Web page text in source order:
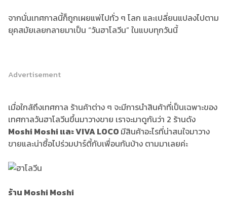
จากนั่นเทศกาลนี้ก็ถูกเผยแพ่ไปทั่ว ๆ โลก และเปลี่ยนแปลงไปตาม
ยุคสมัยเลยกลายมาเป็น “วันฮาโลวีน” ในแบบทุกวันนี้
Advertisement
เมื่อใกล้ถึงเทศกาล ร้านค้าต่าง ๆ จะมีการนำสินค้าที่เป็นเฉพาะของ
เทศกาลวันฮาโลวีนขึ้นมาวางขาย เราจะมาดูกันว่า 2 ร้านดัง
Moshi Moshi และ VIVA LOCO มีสินค้าอะไรที่น่าสนใจมาวาง
ขายและน่าซื้อไปร่วมปาร์ตี้กับเพื่อนกันบ้าง ตามมาเลยค่ะ
ร้าน Moshi Moshi